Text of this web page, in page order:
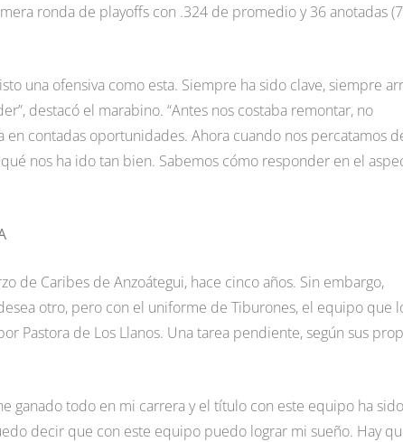
ronda de playoffs con .324 de promedio y 36 anotadas
una ofensiva como esta. Siempre ha sido clave, siempre
destacó el marabino. “Antes nos costaba remontar, no
contadas oportunidades. Ahora cuando nos percatamos
nos ha ido tan bien. Sabemos cómo responder en el
de Caribes de Anzoátegui, hace cinco años. Sin embargo,
otro, pero con el uniforme de Tiburones, el equipo que
Pastora de Los Llanos. Una tarea pendiente, según sus
ganado todo en mi carrera y el título con este equipo ha
decir que con este equipo puedo lograr mi sueño. Hay